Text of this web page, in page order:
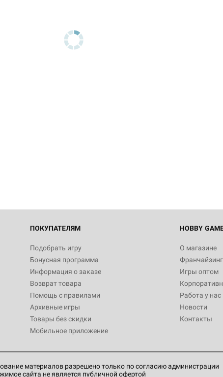
ПОКУПАТЕЛЯМ
Подобрать игру
Бонусная программа
Информация о заказе
Возврат товара
Помощь с правилами
Архивные игры
Товары без скидки
Мобильное приложение
HOBBY
О магазине
Франчайзинг
Игры оптом
Работа у нас
Новости
Контакты
материалов разрешено только по согласию администрации
сайта не является публичной офертой